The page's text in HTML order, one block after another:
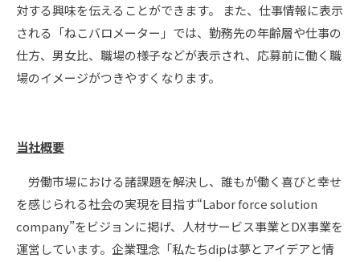
対する興味を伝えることができます。 また、仕事情報に表示
される「ねこバロメーター」では、勤務先の年齢層や仕事の
仕方、男女比、職場の様子などが表示され、応募前に働く職
場のイメージがつきやすくなります。
当社概要
労働市場における諸課題を解決し、誰もが働く喜びと幸せ
を感じられる社会の実現を目指す“Labor force solution
company”をビジョンに掲げ、人材サービス事業とDX事業を
運営しています。企業理念「私たちdipは夢とアイデアと情